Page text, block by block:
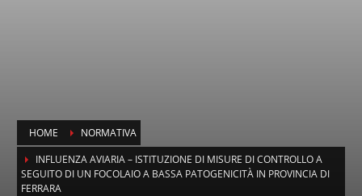
HOME
NORMATIVA
INFLUENZA AVIARIA – ISTITUZIONE DI MISURE DI CONTROLLO A
SEGUITO DI UN FOCOLAIO A BASSA PATOGENICITÀ IN PROVINCIA DI
FERRARA